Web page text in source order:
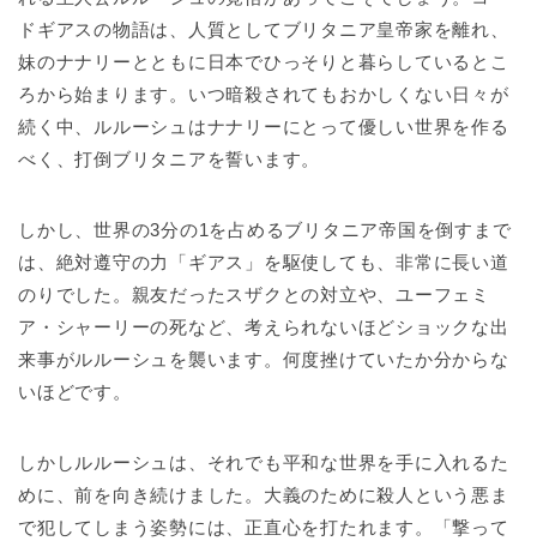
ドギアスの物語は、人質としてブリタニア皇帝家を離れ、
妹のナナリーとともに日本でひっそりと暮らしているとこ
ろから始まります。いつ暗殺されてもおかしくない日々が
続く中、ルルーシュはナナリーにとって優しい世界を作る
べく、打倒ブリタニアを誓います。
しかし、世界の3分の1を占めるブリタニア帝国を倒すまで
は、絶対遵守の力「ギアス」を駆使しても、非常に長い道
のりでした。親友だったスザクとの対立や、ユーフェミ
ア・シャーリーの死など、考えられないほどショックな出
来事がルルーシュを襲います。何度挫けていたか分からな
いほどです。
しかしルルーシュは、それでも平和な世界を手に入れるた
めに、前を向き続けました。大義のために殺人という悪ま
で犯してしまう姿勢には、正直心を打たれます。「撃って